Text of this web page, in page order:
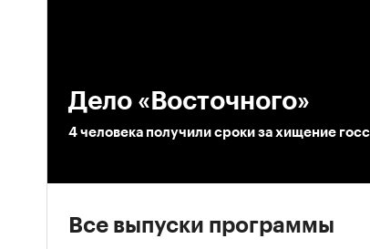
Дело «Восточного»
4 человека получили сроки за хищение
Все выпуски программы